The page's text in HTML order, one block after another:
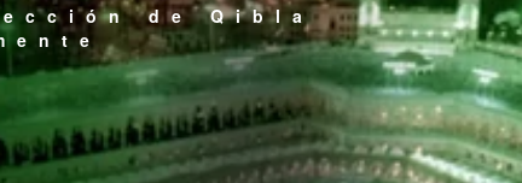
de Qibla